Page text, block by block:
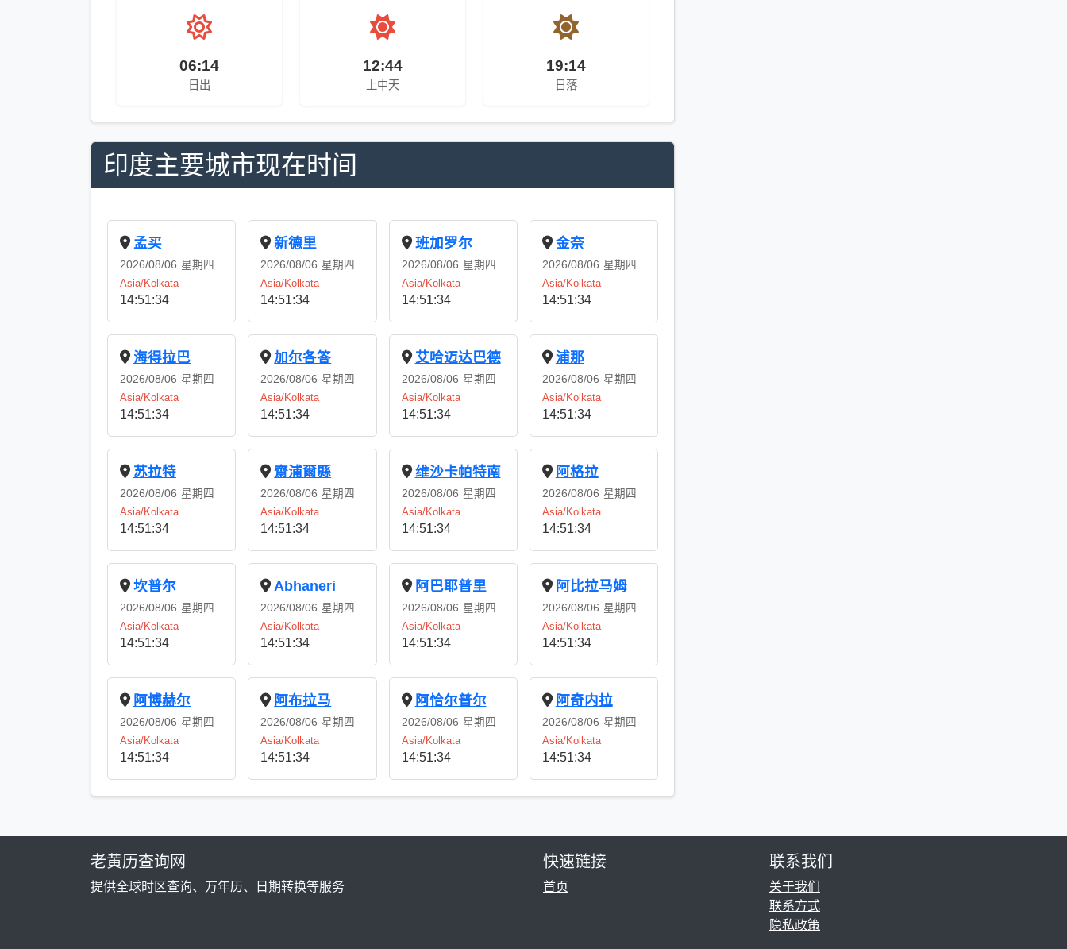
06:14
日出
12:44
上中天
19:14
日落
印度主要城市现在时间
孟买
2026/08/06 星期四
Asia/Kolkata
14:51:34
新德里
2026/08/06 星期四
Asia/Kolkata
14:51:34
班加罗尔
2026/08/06 星期四
Asia/Kolkata
14:51:34
金奈
2026/08/06 星期四
Asia/Kolkata
14:51:34
海得拉巴
2026/08/06 星期四
Asia/Kolkata
14:51:34
加尔各答
2026/08/06 星期四
Asia/Kolkata
14:51:34
艾哈迈达巴德
2026/08/06 星期四
Asia/Kolkata
14:51:34
浦那
2026/08/06 星期四
Asia/Kolkata
14:51:34
苏拉特
2026/08/06 星期四
Asia/Kolkata
14:51:34
齋浦爾縣
2026/08/06 星期四
Asia/Kolkata
14:51:34
维沙卡帕特南
2026/08/06 星期四
Asia/Kolkata
14:51:34
阿格拉
2026/08/06 星期四
Asia/Kolkata
14:51:34
坎普尔
2026/08/06 星期四
Asia/Kolkata
14:51:34
Abhaneri
2026/08/06 星期四
Asia/Kolkata
14:51:34
阿巴耶普里
2026/08/06 星期四
Asia/Kolkata
14:51:34
阿比拉马姆
2026/08/06 星期四
Asia/Kolkata
14:51:34
阿博赫尔
2026/08/06 星期四
Asia/Kolkata
14:51:34
阿布拉马
2026/08/06 星期四
Asia/Kolkata
14:51:34
阿恰尔普尔
2026/08/06 星期四
Asia/Kolkata
14:51:34
阿奇内拉
2026/08/06 星期四
Asia/Kolkata
14:51:34
老黄历查询网
提供全球时区查询、万年历、日期转换等服务
快速链接
首页
联系我们
关于我们
联系方式
隐私政策